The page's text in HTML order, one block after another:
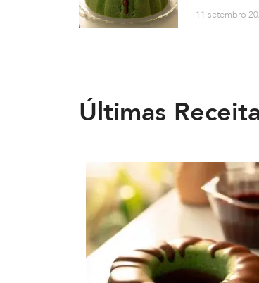
11 setembro
Últimas